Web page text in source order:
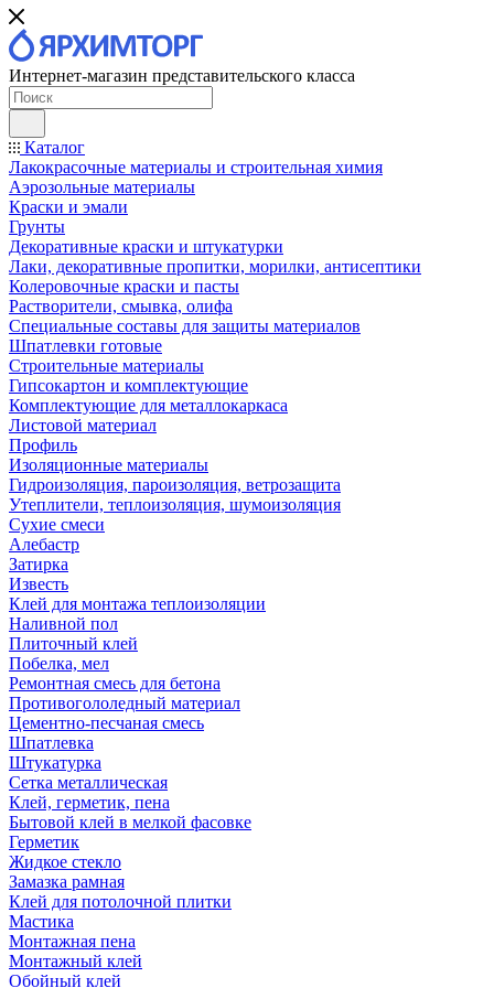
Интернет-магазин представительского класса
Каталог
Лакокрасочные материалы и строительная химия
Аэрозольные материалы
Краски и эмали
Грунты
Декоративные краски и штукатурки
Лаки, декоративные пропитки, морилки, антисептики
Колеровочные краски и пасты
Растворители, смывка, олифа
Специальные составы для защиты материалов
Шпатлевки готовые
Строительные материалы
Гипсокартон и комплектующие
Комплектующие для металлокаркаса
Листовой материал
Профиль
Изоляционные материалы
Гидроизоляция, пароизоляция, ветрозащита
Утеплители, теплоизоляция, шумоизоляция
Сухие смеси
Алебастр
Затирка
Известь
Клей для монтажа теплоизоляции
Наливной пол
Плиточный клей
Побелка, мел
Ремонтная смесь для бетона
Противогололедный материал
Цементно-песчаная смесь
Шпатлевка
Штукатурка
Сетка металлическая
Клей, герметик, пена
Бытовой клей в мелкой фасовке
Герметик
Жидкое стекло
Замазка рамная
Клей для потолочной плитки
Мастика
Монтажная пена
Монтажный клей
Обойный клей